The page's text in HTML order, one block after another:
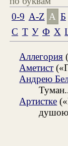
0-9 A-Z А Б
С Т У Ф Х
Аллегория
Аметист
Андрею
Артистке